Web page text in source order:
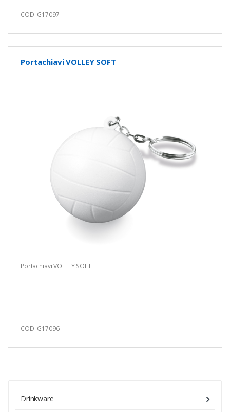
COD: G17097
Portachiavi VOLLEY SOFT
Portachiavi VOLLEY SOFT
COD: G17096
Drinkware